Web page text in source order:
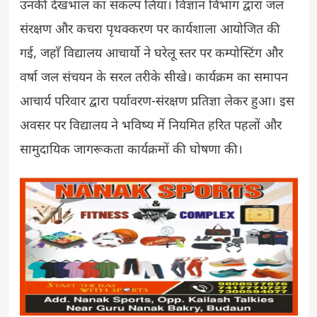
उनकी देखभाल का संकल्प लिया। विज्ञान विभाग द्वारा जल
संरक्षण और कचरा पृथक्करण पर कार्यशाला आयोजित की
गई, जहाँ विद्यालय आचार्यो ने घरेलू स्तर पर कम्पोस्टिंग और
वर्षा जल संचयन के सरल तरीके सीखे। कार्यक्रम का समापन
आचार्य परिवार द्वारा पर्यावरण-संरक्षण प्रतिज्ञा लेकर हुआ। इस
अवसर पर विद्यालय ने भविष्य में नियमित हरित पहलों और
सामुदायिक जागरूकता कार्यक्रमों की घोषणा की।